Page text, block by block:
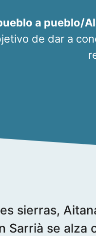
a pueblo/
de dar a
sierras,
Sarrià se alza